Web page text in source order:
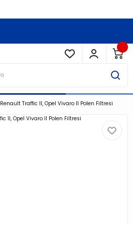
Renault Traffic II, Opel Vivaro II Polen Filtresi